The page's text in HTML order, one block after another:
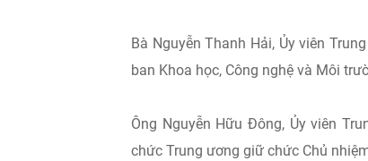
Bà Nguyễn Thanh Hải, Ủy viên
ban Khoa học, Công nghệ và Môi
Ông Nguyễn Hữu Đông, Ủy viên
chức Trung ương giữ chức Chủ